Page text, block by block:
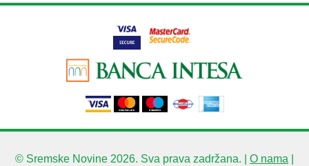
© Sremske Novine 2026. Sva prava zadržana. | O nama